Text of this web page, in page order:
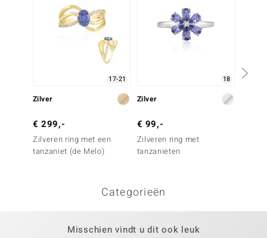
17-21
Zilver
€ 299,-
Zilveren ring met een
tanzaniet (de Melo)
18
Zilver
€ 99,-
Zilveren ring met
tanzanieten
Categorieën
Misschien vindt u dit ook leuk